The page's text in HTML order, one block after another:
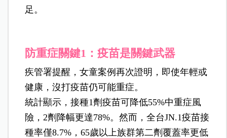
足。
防重症關鍵1：疫苗是關鍵武器
疾管署提醒，女童案例再次證明，即使年輕或
健康，沒打疫苗仍可能重症。
統計顯示，接種1劑疫苗可降低55%中重症風
險，2劑降幅更達78%。然而，全台JN.1疫苗接
種率僅8.7%，65歲以上族群第二劑覆蓋率更低